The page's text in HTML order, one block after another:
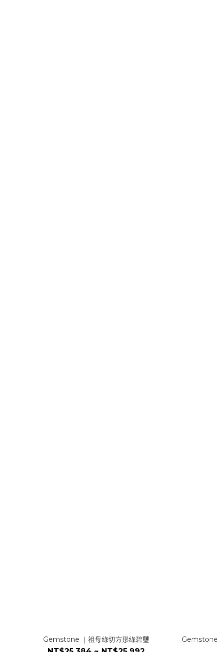
Gemstone ｜祖母綠切方形綠碧璽 Gemstone